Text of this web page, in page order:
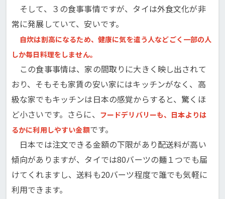
そして、３の食事事情ですが、タイは外食文化が非
常に発展していて、安いです。
自炊は割高になるため、健康に気を遣う人などごく一部の人
しか毎日料理をしません。
この食事事情は、家の間取りに大きく映し出されて
おり、そもそも家賃の安い家にはキッチンがなく、高
級な家でもキッチンは日本の感覚からすると、驚くほ
ど小さいです。さらに、 フードデリバリーも、日本よりは
るかに利用しやすい金額です。
日本では注文できる金額の下限があり配送料が高い
傾向がありますが、タイでは80バーツの麺１つでも届
けてくれますし、送料も20バーツ程度で誰でも気軽に
利用できます。